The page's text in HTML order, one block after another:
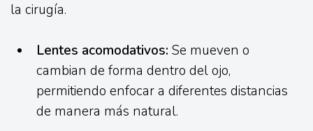
la cirugía.
Lentes acomodativos: Se mueven o
cambian de forma dentro del ojo,
permitiendo enfocar a diferentes distancias
de manera más natural.